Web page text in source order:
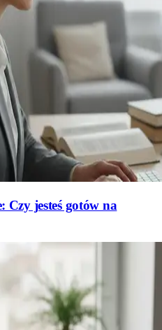
Czy jesteś gotów na